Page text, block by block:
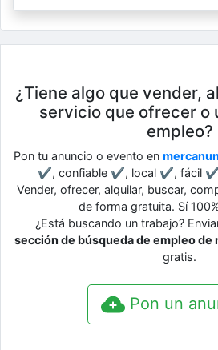
¿Tiene algo que vender,
servicio que ofrecer o
empleo?
Pon tu anuncio o evento en
✔, confiable ✔, local ✔, fácil
Vender, ofrecer, alquilar, buscar,
de forma gratuita. Sí
¿Está buscando un trabajo?
sección de búsqueda de empleo de
gratis.
Pon un